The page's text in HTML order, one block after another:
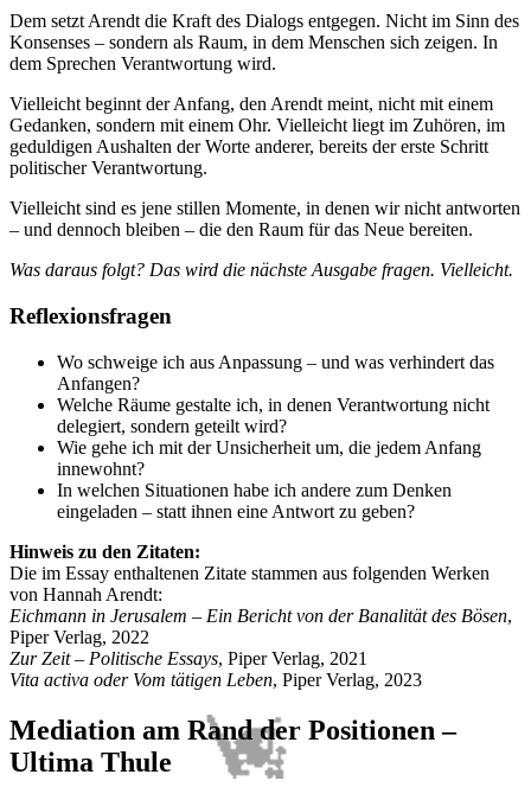
Dem setzt Arendt die Kraft des Dialogs entgegen. Nicht im Sinn des
Konsenses – sondern als Raum, in dem Menschen sich zeigen. In
dem Sprechen Verantwortung wird.
Vielleicht beginnt der Anfang, den Arendt meint, nicht mit einem
Gedanken, sondern mit einem Ohr. Vielleicht liegt im Zuhören, im
geduldigen Aushalten der Worte anderer, bereits der erste Schritt
politischer Verantwortung.
Vielleicht sind es jene stillen Momente, in denen wir nicht antworten
– und dennoch bleiben – die den Raum für das Neue bereiten.
Was daraus folgt? Das wird die nächste Ausgabe fragen. Vielleicht.
Reflexionsfragen
Wo schweige ich aus Anpassung – und was verhindert das
Anfangen?
Welche Räume gestalte ich, in denen Verantwortung nicht
delegiert, sondern geteilt wird?
Wie gehe ich mit der Unsicherheit um, die jedem Anfang
innewohnt?
In welchen Situationen habe ich andere zum Denken
eingeladen – statt ihnen eine Antwort zu geben?
Hinweis zu den Zitaten:
Die im Essay enthaltenen Zitate stammen aus folgenden Werken
von Hannah Arendt:
Eichmann in Jerusalem – Ein Bericht von der Banalität des Bösen,
Piper Verlag, 2022
Zur Zeit – Politische Essays, Piper Verlag, 2021
Vita activa oder Vom tätigen Leben, Piper Verlag, 2023
Mediation am Rand der Positionen –
Ultima Thule